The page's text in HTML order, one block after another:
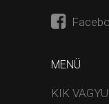
MENÜ
KIK